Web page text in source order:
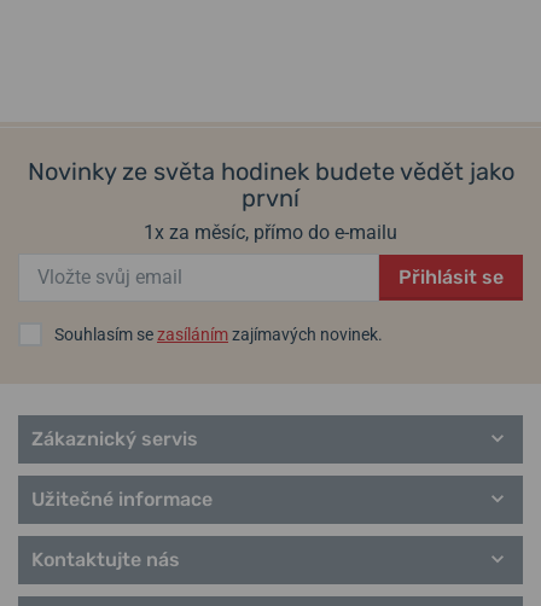
Novinky ze světa hodinek budete vědět jako
první
1x za měsíc, přímo do e-mailu
Přihlásit se
Souhlasím sezasílánímzajímavých novinek.
Zákaznický servis
Užitečné informace
Kontaktujte nás